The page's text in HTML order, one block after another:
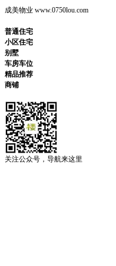
成美物业 www.0750lou.com
普通住宅
小区住宅
别墅
车房车位
精品推荐
商铺
关注公众号，导航来这里